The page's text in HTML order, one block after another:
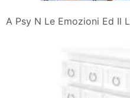
A Psy N Le Emozioni Ed Il